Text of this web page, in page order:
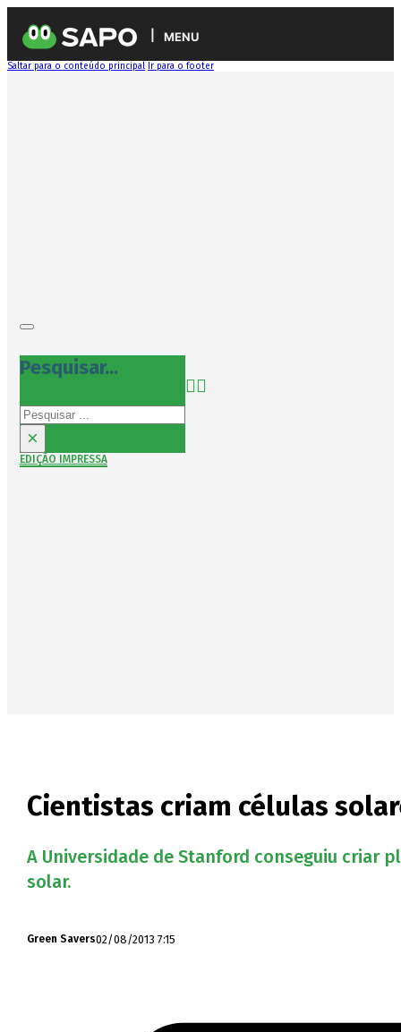
MENU
Saltar para o conteúdo principal Ir para o footer
Pesquisar...
Pesquisar
×
EDIÇÃO IMPRESSA
Cientistas criam células
A Universidade de Stanford conseguiu criar
solar.
Green Savers02/08/2013 7:15